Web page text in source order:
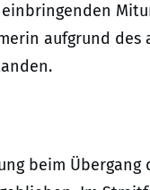
aufgrund des
beim Übergang